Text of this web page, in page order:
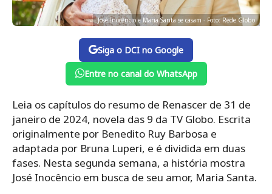
José Inocêncio e Maria Santa se casam - Foto: Rede Globo
Siga o DCI no Google
Entre no canal do WhatsApp
Leia os capítulos do resumo de Renascer de 31 de
janeiro de 2024, novela das 9 da TV Globo. Escrita
originalmente por Benedito Ruy Barbosa e
adaptada por Bruna Luperi, e é dividida em duas
fases. Nesta segunda semana, a história mostra
José Inocêncio em busca de seu amor, Maria Santa.